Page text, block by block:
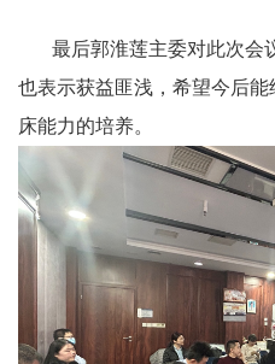
最后郭淮莲主委对此次会
也表示获益匪浅，希望今后
床能力的培养。